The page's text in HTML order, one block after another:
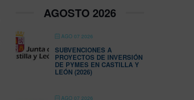
AGOSTO 2026
AGO 07 2026
SUBVENCIONES A
PROYECTOS DE INVERSIÓN
DE PYMES EN CASTILLA Y
LEÓN (2026)
AGO 07 2026